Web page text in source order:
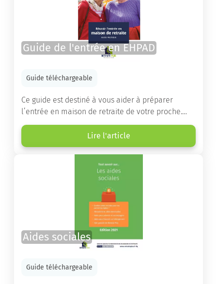
Guide de l'entrée en EHPAD
Guide téléchargeable
Ce guide est destiné à vous aider à préparer
l’entrée en maison de retraite de votre proche.
Vous y trouverez un panorama des différents types
d’établissements ainsi que des conseils pratiques
destinés à orienter les familles et à leur faciliter
Lire l'article
Aides sociales
Guide téléchargeable